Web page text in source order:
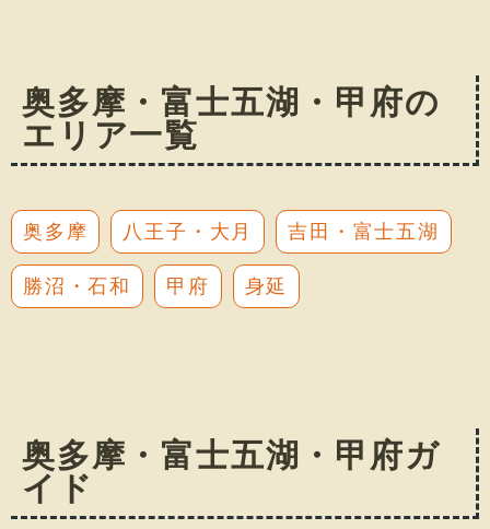
奥多摩・富士五湖・甲府の
エリア一覧
奥多摩 八王子・大月 吉田・富士五湖
勝沼・石和 甲府 身延
奥多摩・富士五湖・甲府ガ
イド